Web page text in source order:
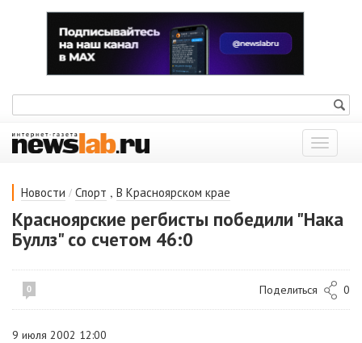
Показать
меню
Новости / Спорт , В Красноярском крае
Красноярские регбисты победили "Нака
Буллз" со счетом 46:0
0 Поделиться 0
9 июля 2002 12:00